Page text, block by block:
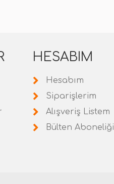
HESABIM
Hesabım
Siparişlerim
Alışveriş Listem
Bülten Aboneliği